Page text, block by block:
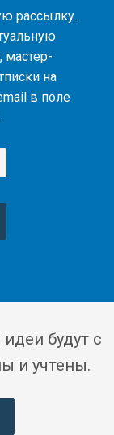
рассылку.
на
в поле
будут с
и учтены.